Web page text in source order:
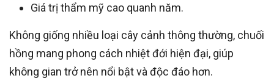
Giá trị thẩm mỹ cao quanh năm.
Không giống nhiều loại cây cảnh thông thường, chuối
hồng mang phong cách nhiệt đới hiện đại, giúp
không gian trở nên nổi bật và độc đáo hơn.